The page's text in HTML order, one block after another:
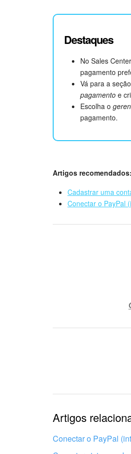
Destaques
No Sales
pagamento
Vá para a seção
pagamento e
Escolha o
pagamento.
Artigos recomendados:
Cadastrar uma
Conectar o PayPal
Artigos
Conectar o PayPal